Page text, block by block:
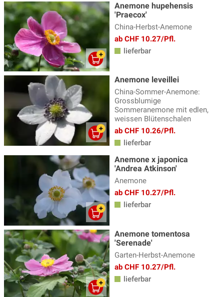
Funkien - Hosta(34)
Gamander - Teucrium
(3)
Gänsekresse(5)
Geissbart
Gewürzfenchel
Glockenblume(31)
Goldmelisse(4)
Helianthus - Staudensonnenblume(4)
Helleborus - Nieswurz(10)
Heuchera, Heucherella & Tiarella(28)
Indianernessel(12)
Iris(33)
Jakobsleiter
Kandelaber Ehrenpreis(4)
Katzenminze
(14)
Katzenpfötchen(2)
Kaukasus Vergissmeinnicht
Anemone hupehensis
'Praecox'
China-Herbst-Anemone
ab CHF 10.27/Pfl.
lieferbar
Anemone leveillei
China-Sommer-Anemone:
Grossblumige
Sommeranemone mit edlen,
weissen Blütenschalen
ab CHF 10.26/Pfl.
lieferbar
Anemone x japonica
'Andrea Atkinson'
Anemone
ab CHF 10.27/Pfl.
lieferbar
Anemone tomentosa
'Serenade'
Garten-Herbst-Anemone
ab CHF 10.27/Pfl.
lieferbar